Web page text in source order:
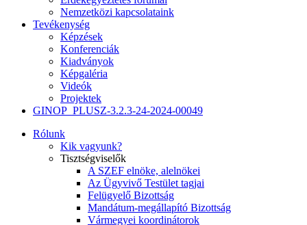
Nemzetközi kapcsolataink
Tevékenység
Képzések
Konferenciák
Kiadványok
Képgaléria
Videók
Projektek
GINOP_PLUSZ-3.2.3-24-2024-00049
Rólunk
Kik vagyunk?
Tisztségviselők
A SZEF elnöke, alelnökei
Az Ügyvivő Testület tagjai
Felügyelő Bizottság
Mandátum-megállapító Bizottság
Vármegyei koordinátorok